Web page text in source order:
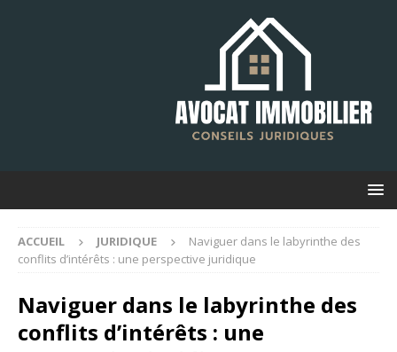
ACCUEIL JURIDIQUE
Naviguer dans le labyrinthe des
conflits d’intérêts : une perspective juridique
Naviguer dans le labyrinthe des
conflits d’intérêts : une